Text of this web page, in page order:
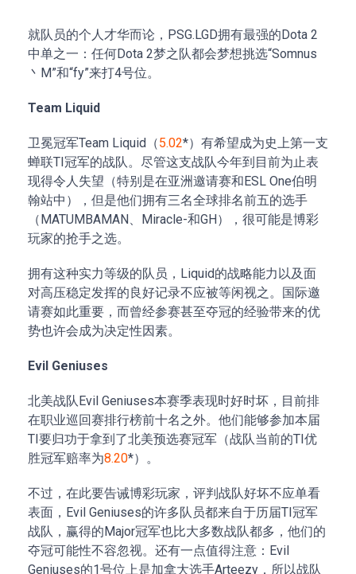
就队员的个人才华而论，PSG.LGD拥有最强的Dota 2
中单之一：任何Dota 2梦之队都会梦想挑选“Somnus
丶M”和“fy”来打4号位。
Team Liquid
卫冕冠军Team Liquid（5.02*）有希望成为史上第一支
蝉联TI冠军的战队。尽管这支战队今年到目前为止表
现得令人失望（特别是在亚洲邀请赛和ESL One伯明
翰站中），但是他们拥有三名全球排名前五的选手
（MATUMBAMAN、Miracle-和GH），很可能是博彩
玩家的抢手之选。
拥有这种实力等级的队员，Liquid的战略能力以及面
对高压稳定发挥的良好记录不应被等闲视之。国际邀
请赛如此重要，而曾经参赛甚至夺冠的经验带来的优
势也许会成为决定性因素。
Evil Geniuses
北美战队Evil Geniuses本赛季表现时好时坏，目前排
在职业巡回赛排行榜前十名之外。他们能够参加本届
TI要归功于拿到了北美预选赛冠军（战队当前的TI优
胜冠军赔率为8.20*）。
不过，在此要告诫博彩玩家，评判战队好坏不应单看
表面，Evil Geniuses的许多队员都来自于历届TI冠军
战队，赢得的Major冠军也比大多数战队都多，他们的
夺冠可能性不容忽视。还有一点值得注意：Evil
Geniuses的1号位上是加拿大选手Arteezy，所以战队